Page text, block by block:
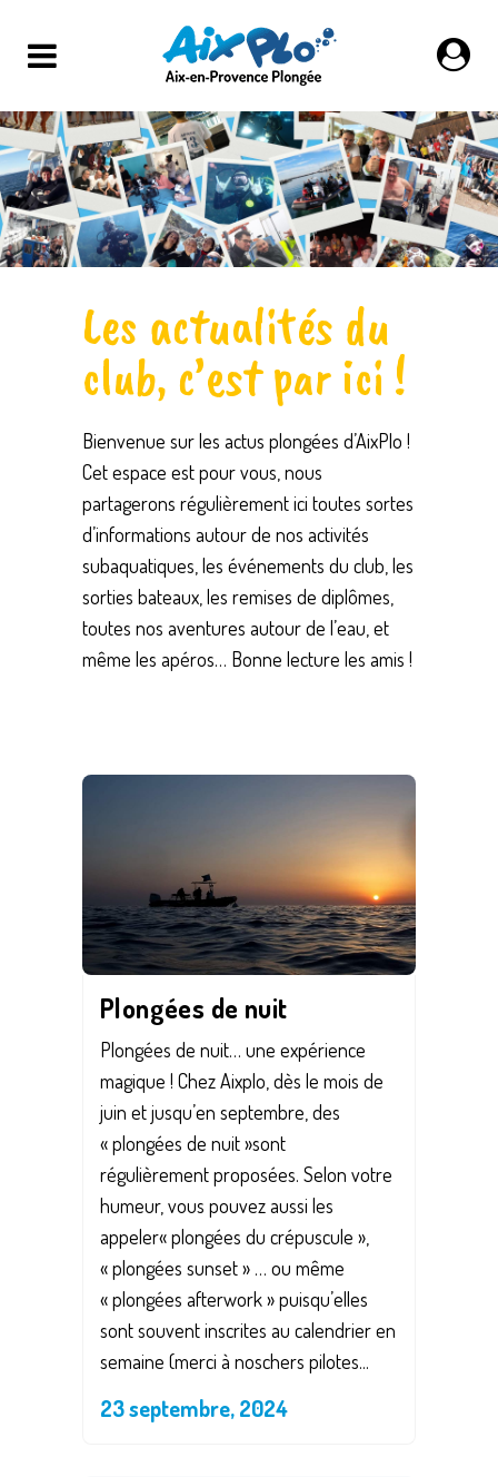
Les actualités du
club, c’est par ici !
Bienvenue sur les actus plongées d’AixPlo !
Cet espace est pour vous, nous
partagerons régulièrement ici toutes sortes
d’informations autour de nos activités
subaquatiques, les événements du club, les
sorties bateaux, les remises de diplômes,
toutes nos aventures autour de l’eau, et
même les apéros… Bonne lecture les amis !
Plongées de nuit
Plongées de nuit… une expérience
magique ! Chez Aixplo, dès le mois de
juin et jusqu’en septembre, des
« plongées de nuit »sont
régulièrement proposées. Selon votre
humeur, vous pouvez aussi les
appeler« plongées du crépuscule »,
« plongées sunset » … ou même
« plongées afterwork » puisqu’elles
sont souvent inscrites au calendrier en
semaine (merci à noschers pilotes...
23 septembre, 2024